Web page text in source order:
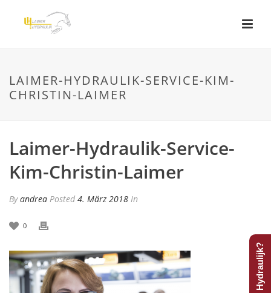
LAIMER-HYDRAULIK-SERVICE-KIM-
CHRISTIN-LAIMER
Laimer-Hydraulik-Service-
Kim-Christin-Laimer
Byandrea Posted 4. März 2018 In
0